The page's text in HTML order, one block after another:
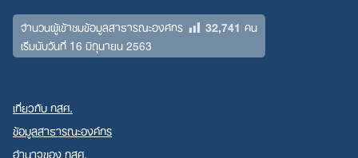
จำนวนผู้เข้าชมข้อมูลสาธารณะองค์กร 32,741 คน
เริ่มนับวันที่ 16 มิถุนายน 2563
เกี่ยวกับ กสศ.
ข้อมูลสาธารณะองค์กร
อำนาจของ กสศ.